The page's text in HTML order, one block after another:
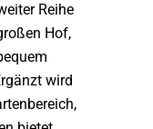
Reihe
Hof,
wird